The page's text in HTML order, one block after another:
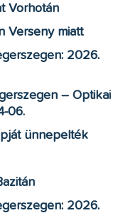
Vorhotán
Verseny miatt
2026.
– Optikai
06.
ünnepelték
2026.